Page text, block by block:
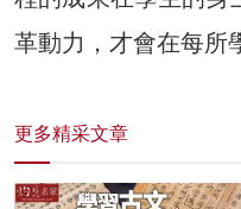
革動力，才會在每所
更多精采文章